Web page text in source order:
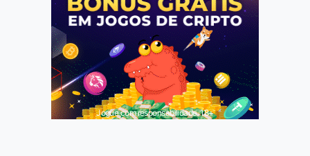
Jogue com responsabilidade. 18+